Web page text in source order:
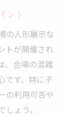
ント
の人形展示な
トが開催され
、会場の混雑
です。特に子
の利用可否や
ょう。